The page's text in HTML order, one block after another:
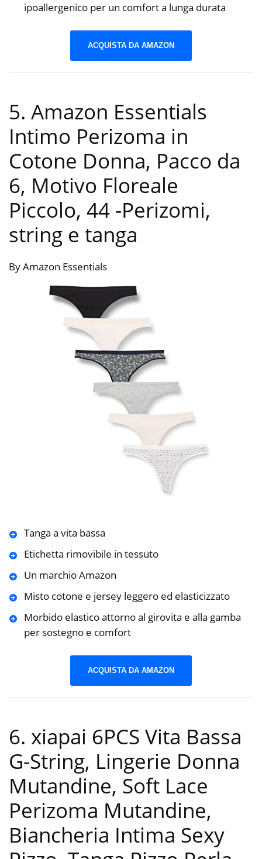
ipoallergenico per un comfort a lunga durata
ACQUISTA DA AMAZON
5. Amazon Essentials
Intimo Perizoma in
Cotone Donna, Pacco da
6, Motivo Floreale
Piccolo, 44 -Perizomi,
string e tanga
By Amazon Essentials
Tanga a vita bassa
Etichetta rimovibile in tessuto
Un marchio Amazon
Misto cotone e jersey leggero ed elasticizzato
Morbido elastico attorno al girovita e alla gamba
per sostegno e comfort
ACQUISTA DA AMAZON
6. xiapai 6PCS Vita Bassa
G-String, Lingerie Donna
Mutandine, Soft Lace
Perizoma Mutandine,
Biancheria Intima Sexy